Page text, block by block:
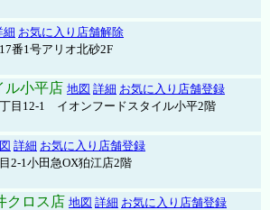
細 お気に入り店舗解除
番1号アリオ北砂2F
ル小平店 地図 詳細 お気に入り店舗登録
目12-1 イオンフードスタイル小平2階
詳細 お気に入り店舗登録
2-1小田急OX狛江店2階
クロス店 地図 詳細 お気に入り店舗登録